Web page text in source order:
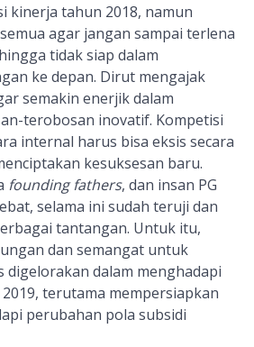
kinerja tahun 2018, namun
agar jangan sampai terlena
tidak siap dalam
ke depan. Dirut mengajak
semakin enerjik dalam
terobosan inovatif. Kompetisi
internal harus bisa eksis secara
kesuksesan baru.
founding fathers, dan insan PG
selama ini sudah teruji dan
tantangan. Untuk itu,
dan semangat untuk
digelorakan dalam menghadapi
terutama mempersiapkan
perubahan pola subsidi